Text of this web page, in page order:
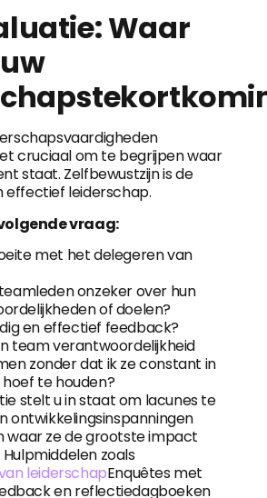
Waar
cruciaal om te begrijpen waar
staat. Zelfbewustzijn is de
effectief leiderschap.
vraag:
met het delegeren van
onzeker over hun
of doelen?
en effectief feedback?
team verantwoordelijkheid
zonder dat ik ze constant in
te houden?
stelt u in staat om lacunes te
ontwikkelingsinspanningen
waar ze de grootste impact
zoals
leiderschapEnquêtes met
en reflectiedagboeken